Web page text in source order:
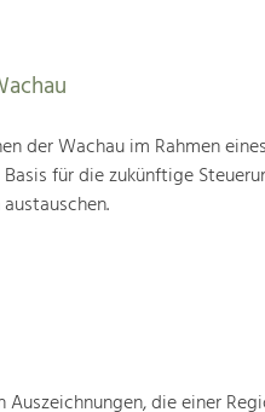
der Wachau im Rahmen eines
für die zukünftige
die einer